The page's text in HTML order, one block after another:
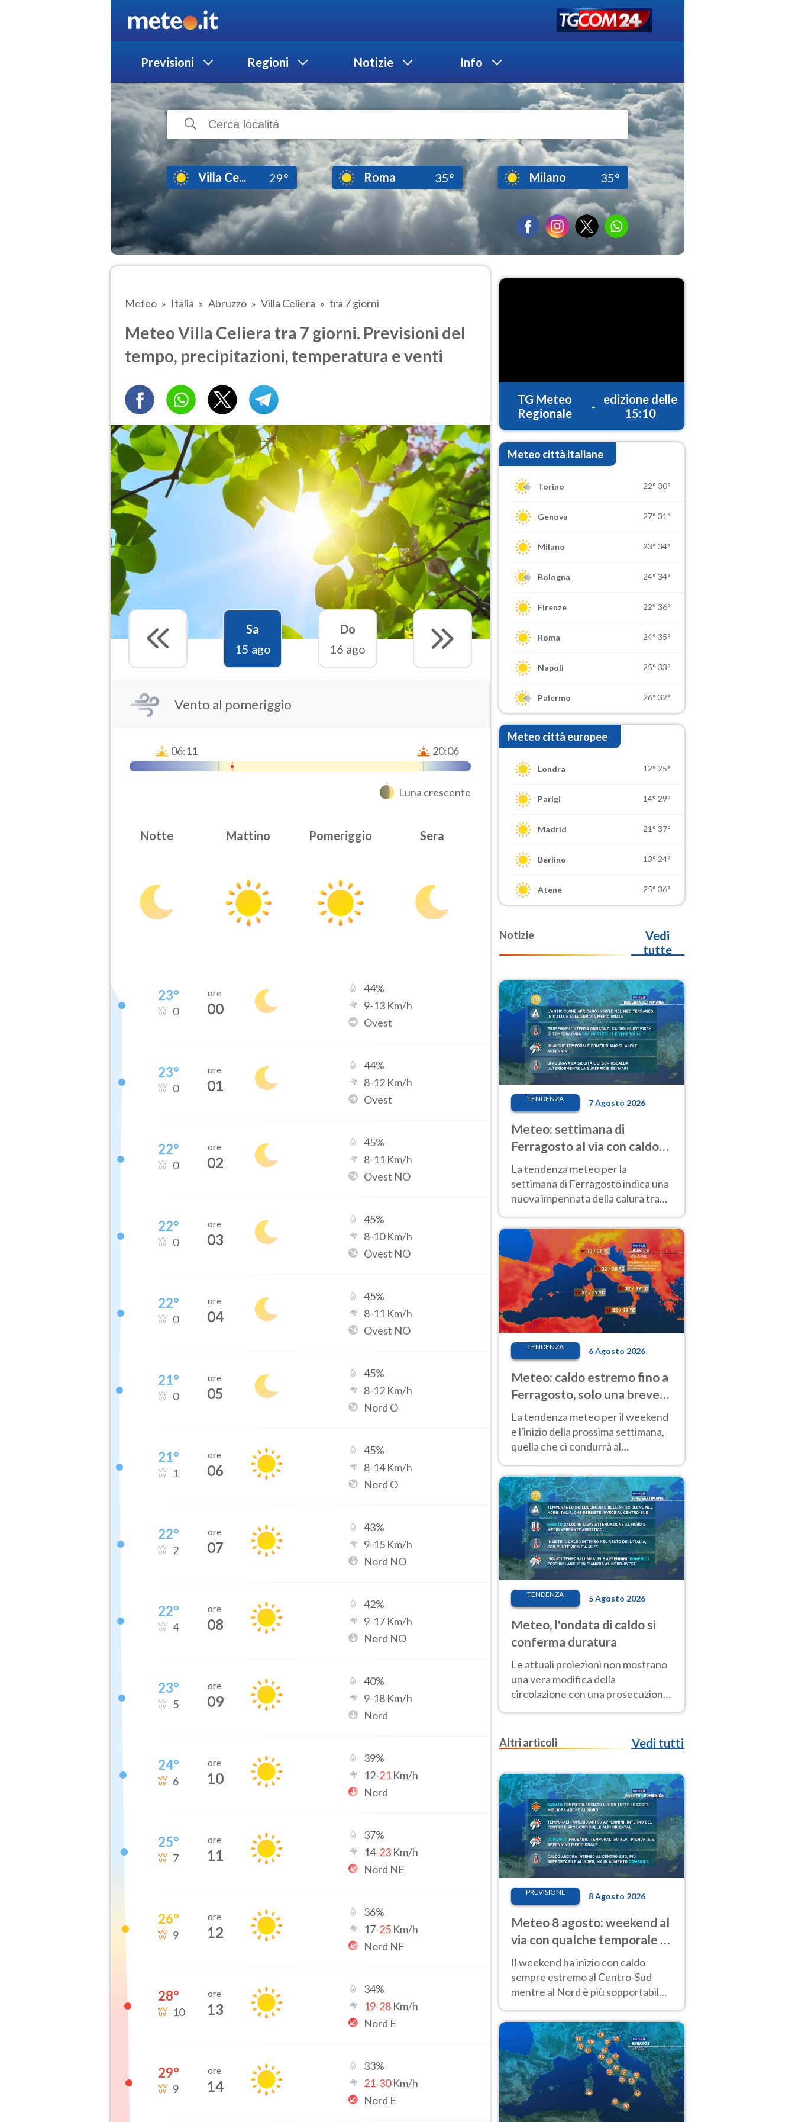
Previsioni Regioni Notizie Info
Villa Ce... 29° Roma 35° Milano 35°
Meteo Italia Abruzzo Villa Celiera tra 7 giorni
Meteo Villa Celiera tra 7 giorni. Previsioni del
tempo, precipitazioni, temperatura e venti
Sa
15 ago
Do
16 ago
Vento al pomeriggio
06:11 20:06
Luna crescente
Notte Mattino Pomeriggio Sera
23°
0
ore
00
44%
9-13 Km/h
Ovest
23°
0
ore
01
44%
8-12 Km/h
Ovest
22°
0
ore
02
45%
8-11 Km/h
Ovest NO
22°
0
ore
03
45%
8-10Km/h
Ovest NO
22°
0
ore
04
45%
8-11 Km/h
Ovest NO
21°
0
ore
05
45%
8-12 Km/h
Nord O
21°
1
ore
06
45%
8-14Km/h
Nord O
22°
2
ore
07
43%
9-15 Km/h
Nord NO
22°
4
ore
08
42%
9-17 Km/h
Nord NO
23°
5
ore
09
40%
9-18 Km/h
Nord
24°
6
ore
10
39%
12-21 Km/h
Nord
25°
7
ore
11
37%
14-23 Km/h
Nord NE
26°
9
ore
12
36%
17-25 Km/h
Nord NE
28°
10
ore
13
34%
19-28 Km/h
Nord E
29°
9
ore
14
33%
21-30Km/h
Nord E
TG Meteo
Regionale
-
edizione delle
15:10
Meteo città italiane
Torino 22° 30°
Genova 27° 31°
Milano 23° 34°
Bologna 24° 34°
Firenze 22° 36°
Roma 24° 35°
Napoli 25° 33°
Palermo 26° 32°
Meteo città europee
Londra 12° 25°
Parigi 14° 29°
Madrid 21° 37°
Berlino 13° 24°
Atene 25° 36°
Notizie
Vedi
tutte
TENDENZA 7 Agosto 2026
Meteo: settimana di
Ferragosto al via con caldo
intenso e qualche temporale
La tendenza meteo per la
settimana di Ferragosto indica una
nuova impennata della calura tra
anche al Nord.
TENDENZA 6 Agosto 2026
Meteo: caldo estremo fino a
Ferragosto, solo una breve
pausa. Ecco dove
La tendenza meteo per il weekend
e l'inizio della prossima settimana,
quella che ci condurrà al
temperature molto elevate
TENDENZA 5 Agosto 2026
Meteo, l'ondata di caldo si
conferma duratura
Le attuali proiezioni non mostrano
una vera modifica della
circolazione con una prosecuzione
del caldo fuori scala per molti
Ferragosto
Altri articoli Vedi tutti
PREVISIONE 8 Agosto 2026
Meteo 8 agosto: weekend al
via con qualche temporale e
caldo estremo al Centro-Sud
Il weekend ha inizio con caldo
sempre estremo al Centro-Sud
mentre al Nord è più sopportabile
calore sui rilievi.